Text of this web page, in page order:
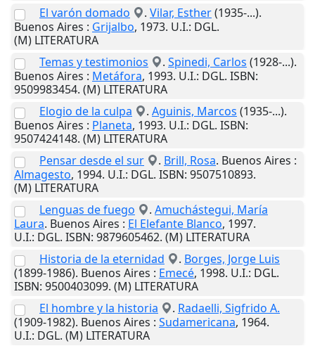
El varón domado
. Vilar, Esther(1935-...).
Buenos Aires : Grijalbo, 1973. U.I.: DGL.
(M) LITERATURA
Temas y testimonios
. Spinedi, Carlos (1928-...).
Buenos Aires : Metáfora, 1993. U.I.: DGL. ISBN:
9509983454. (M) LITERATURA
Elogio de la culpa
. Aguinis, Marcos (1935-...).
Buenos Aires : Planeta, 1993. U.I.: DGL. ISBN:
9507424148. (M) LITERATURA
Pensar desde el sur
. Brill, Rosa. Buenos Aires :
Almagesto, 1994. U.I.: DGL. ISBN: 9507510893.
(M) LITERATURA
Lenguas de fuego
. Amuchástegui, María
Laura. Buenos Aires : El Elefante Blanco, 1997.
U.I.: DGL. ISBN: 9879605462. (M) LITERATURA
Historia de la eternidad
. Borges, Jorge Luis
(1899-1986). Buenos Aires : Emecé, 1998. U.I.: DGL.
ISBN: 9500403099. (M) LITERATURA
El hombre y la historia
. Radaelli, Sigfrido A.
(1909-1982). Buenos Aires : Sudamericana, 1964.
U.I.: DGL. (M) LITERATURA